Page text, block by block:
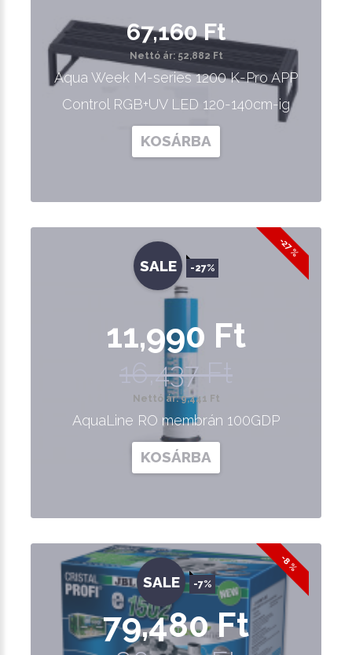
67,160 Ft
Nettó ár: 52,882 Ft
Aqua Week M-series 1200 K-Pro APP
Control RGB+UV LED 120-140cm-ig
KOSÁRBA
-27 %
SALE -27%
11,990 Ft
16,437 Ft
Nettó ár: 9,441 Ft
AquaLine RO membrán 100GDP
KOSÁRBA
-8 %
SALE -7%
79,480 Ft